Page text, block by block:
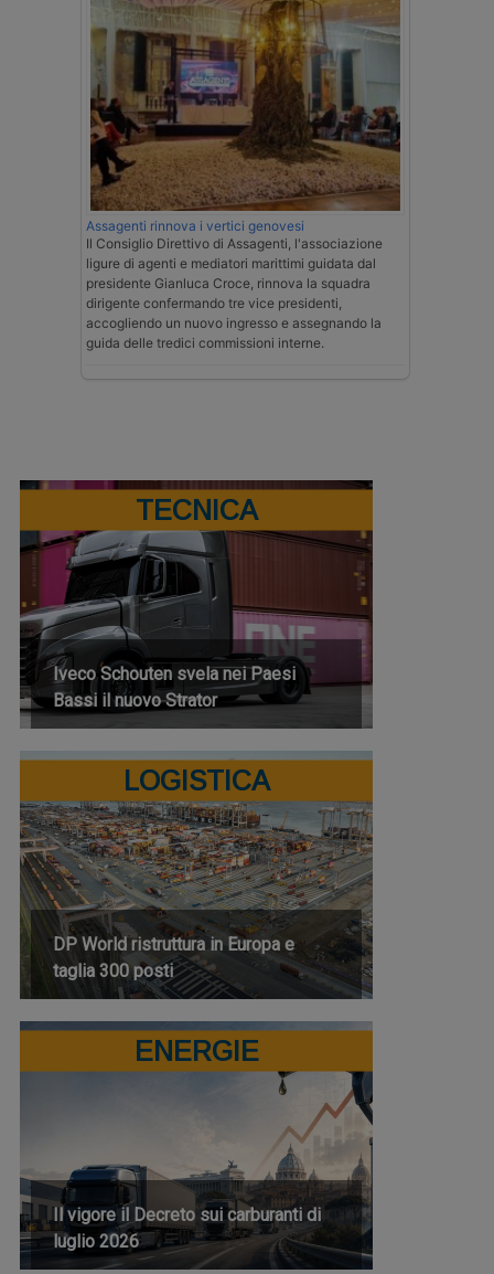
Assagenti rinnova i vertici genovesi
Il Consiglio Direttivo di Assagenti, l'associazione
ligure di agenti e mediatori marittimi guidata dal
presidente Gianluca Croce, rinnova la squadra
dirigente confermando tre vice presidenti,
accogliendo un nuovo ingresso e assegnando la
guida delle tredici commissioni interne.
TECNICA
Iveco Schouten svela nei Paesi
Bassi il nuovo Strator
LOGISTICA
DP World ristruttura in Europa e
taglia 300 posti
ENERGIE
Il vigore il Decreto sui carburanti di
luglio 2026